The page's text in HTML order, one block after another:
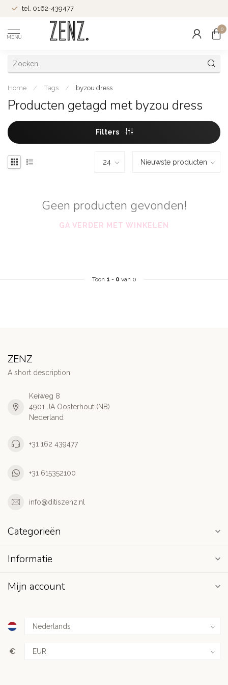
tel. 0162-439477
MENU
0
Home / Tags / byzou dress
Producten getagd met byzou dress
Filters
Geen producten gevonden!
GA VERDER MET WINKELEN
Toon 1 - 0 van 0
ZENZ
A short description
Keiweg 8
4901 JA Oosterhout (NB)
Nederland
+31 162 439477
+31 615352100
info@ditiszenz.nl
Categorieën
Informatie
Mijn account
€